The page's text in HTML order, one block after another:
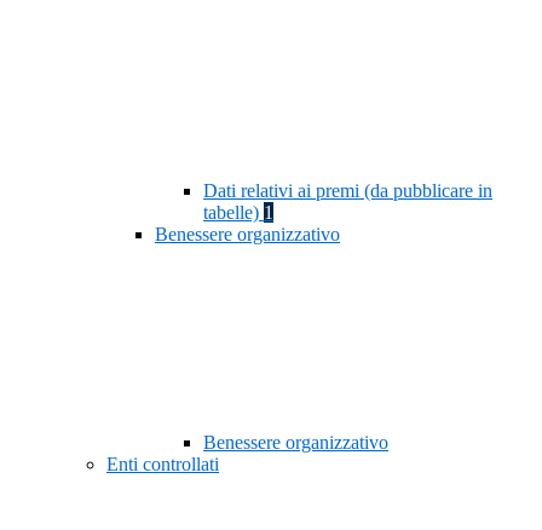
Dati relativi ai premi (da pubblicare in
tabelle) 1
Benessere organizzativo
Benessere organizzativo
Enti controllati